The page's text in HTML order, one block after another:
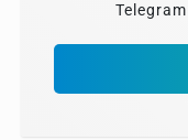
Telegram